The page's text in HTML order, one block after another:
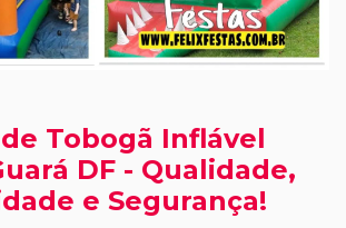
Tobogã Inflável
DF - Qualidade,
e Segurança!